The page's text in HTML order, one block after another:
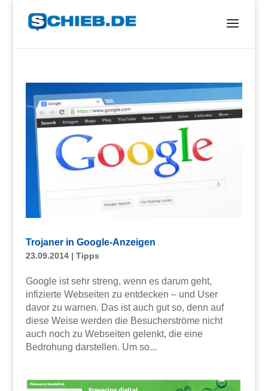
Trojaner in Google-Anzeigen
23.09.2014| Tipps
Google ist sehr streng, wenn es darum geht,
infizierte Webseiten zu entdecken – und User
davor zu warnen. Das ist auch gut so, denn auf
diese Weise werden die Besucherströme nicht
auch noch zu Webseiten gelenkt, die eine
Bedrohung darstellen. Um so...